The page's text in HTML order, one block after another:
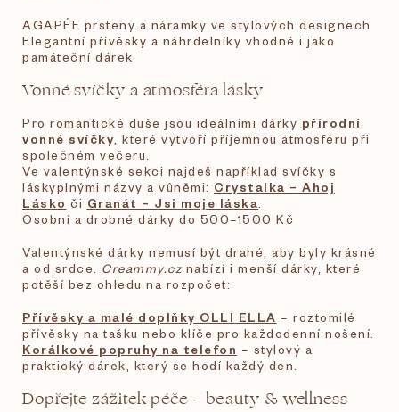
AGAPÉE prsteny a náramky ve stylových designech
Elegantní přívěsky a náhrdelníky vhodné i jako
památeční dárek
Vonné svíčky a atmosféra lásky
Pro romantické duše jsou ideálními dárky přírodní
vonné svíčky , které vytvoří příjemnou atmosféru při
společném večeru.
Ve valentýnské sekci najdeš například svíčky s
láskyplnými názvy a vůněmi: Crystalka – Ahoj
Lásko či Granát – Jsi moje láska
Osobní a drobné dárky do 500–1500 Kč
Valentýnské dárky nemusí být drahé, aby byly krásné
a od srdce. Creammy.cznabízí i menší dárky, které
potěší bez ohledu na rozpočet:
Přívěsky a malé doplňky OLLI ELLA – roztomilé
přívěsky na tašku nebo klíče pro každodenní nošení.
Korálkové popruhy na telefon – stylový a
praktický dárek, který se hodí každý den.
Dopřejte zážitek péče – beauty & wellness